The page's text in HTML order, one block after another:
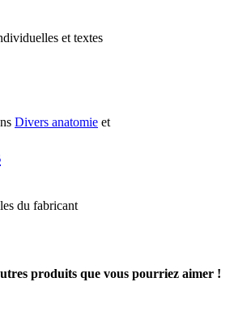
et textes
Divers anatomie et
du fabricant
produits que vous pourriez aimer !